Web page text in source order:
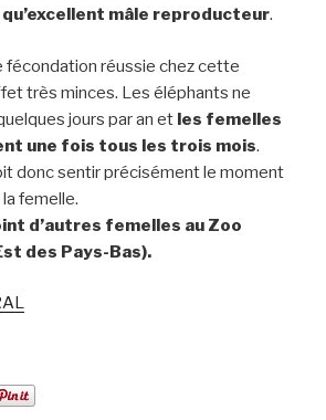
mâle reproducteur.
fécondation réussie chez cette
très minces. Les éléphants ne
jours par an et les femelles
une fois tous les trois mois.
donc sentir précisément le moment
la femelle.
d’autres femelles au Zoo
des Pays-Bas).